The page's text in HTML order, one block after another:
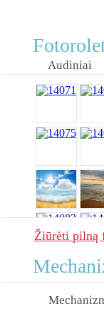
Audiniai
Žiūrėti pilną